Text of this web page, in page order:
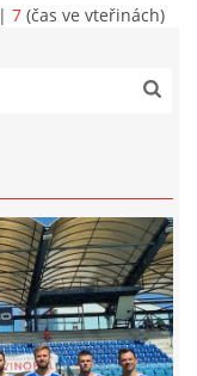
| 7 (čas ve vteřinách)